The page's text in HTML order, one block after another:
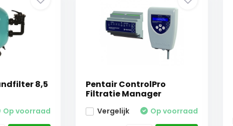
8,5
Op voorraad
Pentair ControlPro
Filtratie Manager
Vergelijk Op voorraad